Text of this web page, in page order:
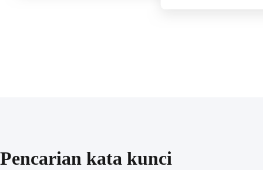
Pencarian kata kunci